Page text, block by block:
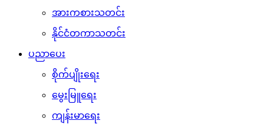
အားကစားသတင်း
နိုင်ငံတကာသတင်း
ပညာပေး
စိုက်ပျိုးရေး
မွေးမြူရေး
ကျန်းမာရေး